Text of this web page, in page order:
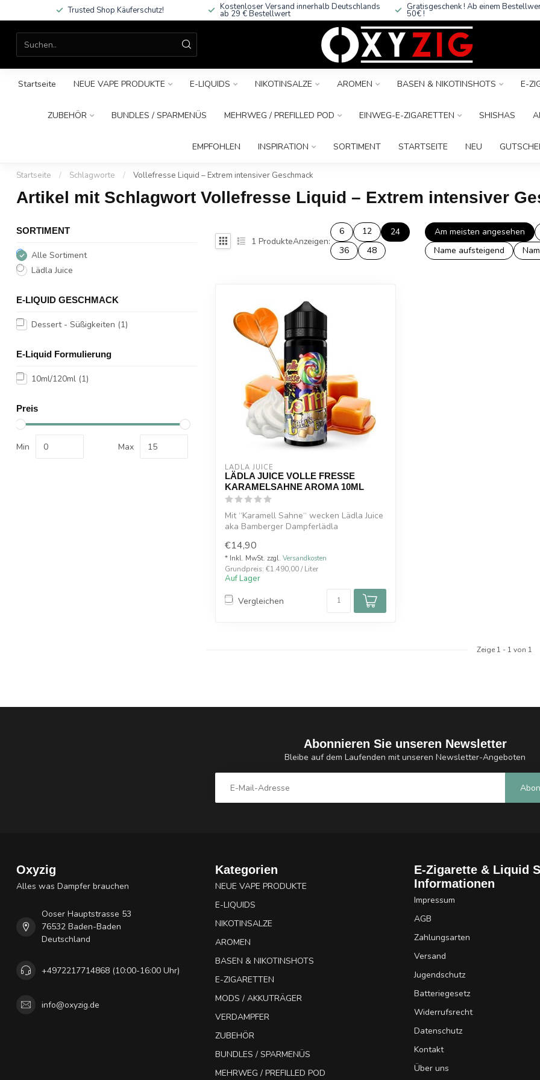
Trusted Shop Käuferschutz! Kostenloser Versand innerhalb Deutschlands
ab 29 € Bestellwert
Gratisgeschenk ! Ab einem
50€ !
Startseite NEUE VAPE PRODUKTE E-LIQUIDS NIKOTINSALZE AROMEN BASEN & NIKOTINSHOTS E-
ZUBEHÖR BUNDLES / SPARMENÜS MEHRWEG / PREFILLED POD EINWEG-E-ZIGARETTEN SHISHAS
EMPFOHLEN INSPIRATION SORTIMENT STARTSEITE NEU
Startseite / Schlagworte / Vollefresse Liquid – Extrem intensiver Geschmack
Artikel mit Schlagwort Vollefresse Liquid – Extrem intensiver
SORTIMENT
Alle Sortiment
Lädla Juice
E-LIQUID GESCHMACK
Dessert - Süßigkeiten (1)
E-Liquid Formulierung
10ml/120ml (1)
Preis
Min Max
1 ProdukteAnzeigen:
6 12
24
36
48
Am meisten angesehen
Name aufsteigend
LÄDLA JUICE
LÄDLA JUICE VOLLE FRESSE
KARAMELSAHNE AROMA 10ML
Mit “Karamell Sahne“ wecken Lädla Juice
aka Bamberger Dampferlädla
€14,90
* Inkl. MwSt. zzgl. Versandkosten
Grundpreis: €1.490,00 / Liter
Auf Lager
Vergleichen
Zeige 1 - 1 von 1
Abonnieren Sie unseren Newsletter
Bleibe auf dem Laufenden mit unseren Newsletter-Angeboten
Oxyzig
Alles was Dampfer brauchen
Ooser Hauptstrasse 53
76532 Baden-Baden
Deutschland
+4972217714868 (10:00-16:00 Uhr)
info@oxyzig.de
Kategorien
NEUE VAPE PRODUKTE
E-LIQUIDS
NIKOTINSALZE
AROMEN
BASEN & NIKOTINSHOTS
E-ZIGARETTEN
MODS / AKKUTRÄGER
VERDAMPFER
ZUBEHÖR
BUNDLES / SPARMENÜS
MEHRWEG / PREFILLED POD
E-Zigarette & Liquid
Informationen
Impressum
AGB
Zahlungsarten
Versand
Jugendschutz
Batteriegesetz
Widerrufsrecht
Datenschutz
Kontakt
Über uns